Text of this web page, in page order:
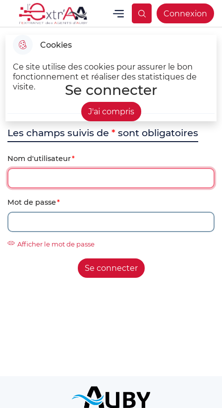
Aller
au
menu
Aller à la
recherche
Aller au
contenu
principal
Consulter
le plan du
site
L'EXTR4aa Extranet des agents d'Auby
Menu principal
Menu Connexion
Se connecter
Les champs suivis de * sont obligatoires
Nom d'utilisateur
Mot de passe
Afficher le mot de passe
Cookies
Ce site utilise des cookies pour assurer le bon
fonctionnement et réaliser des statistiques de
visite.
J'ai compris